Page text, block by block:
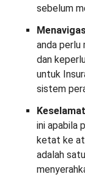
sebelum
anda perlu
dan
untuk
sistem
ini apabila
ketat ke
adalah